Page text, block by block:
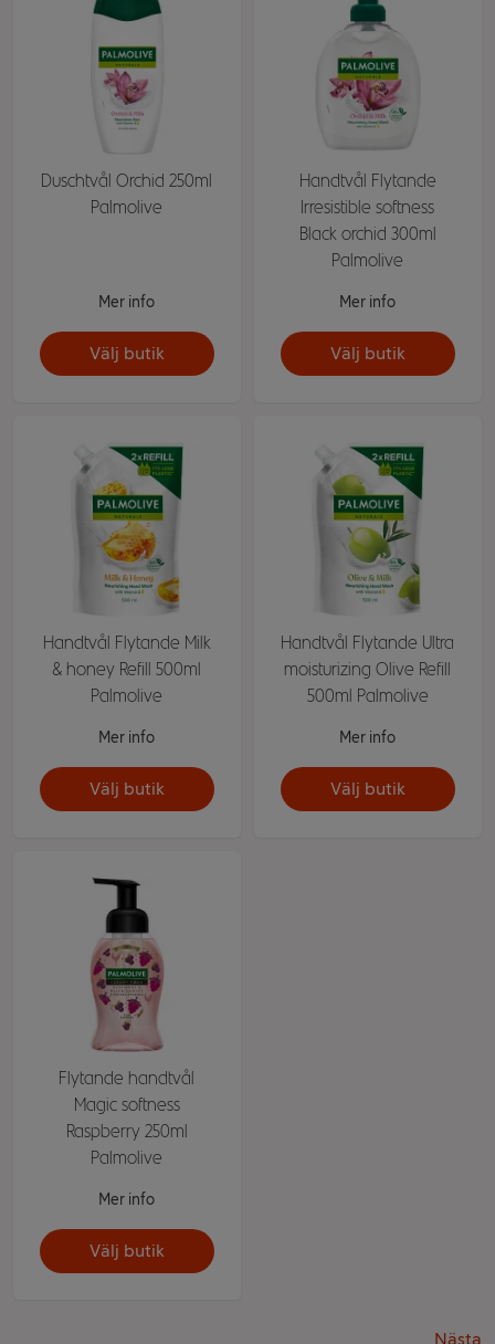
Duschtvål Orchid 250ml
Palmolive
Mer info
Välj butik
Handtvål Flytande
Irresistible softness
Black orchid 300ml
Palmolive
Mer info
Välj butik
Handtvål Flytande Milk
& honey Refill 500ml
Palmolive
Mer info
Välj butik
Handtvål Flytande Ultra
moisturizing Olive Refill
500ml Palmolive
Mer info
Välj butik
Flytande handtvål
Magic softness
Raspberry 250ml
Palmolive
Mer info
Välj butik
Nästa